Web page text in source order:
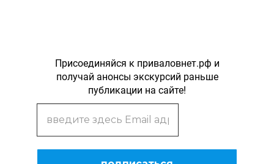
Присоединяйся к приваловнет.рф и
получай анонсы экскурсий раньше
публикации на сайте!